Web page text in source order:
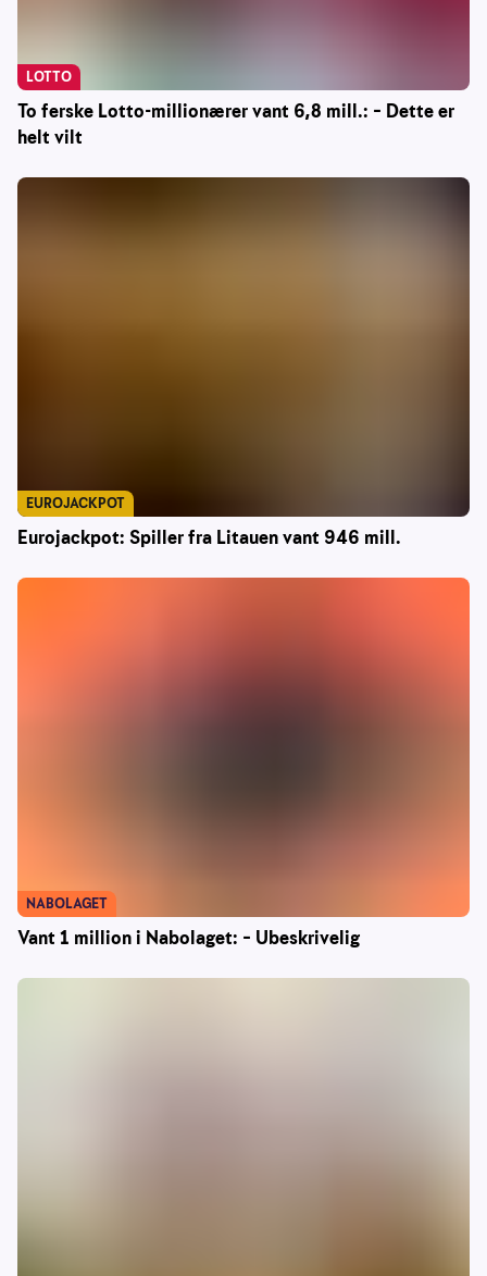
To ferske Lotto-millionærer vant 6,8 mill.: – Dette er
helt vilt
LOTTO
Eurojackpot: Spiller fra Litauen vant 946 mill.
EUROJACKPOT
Vant 1 million i Nabolaget: – Ubeskrivelig
NABOLAGET